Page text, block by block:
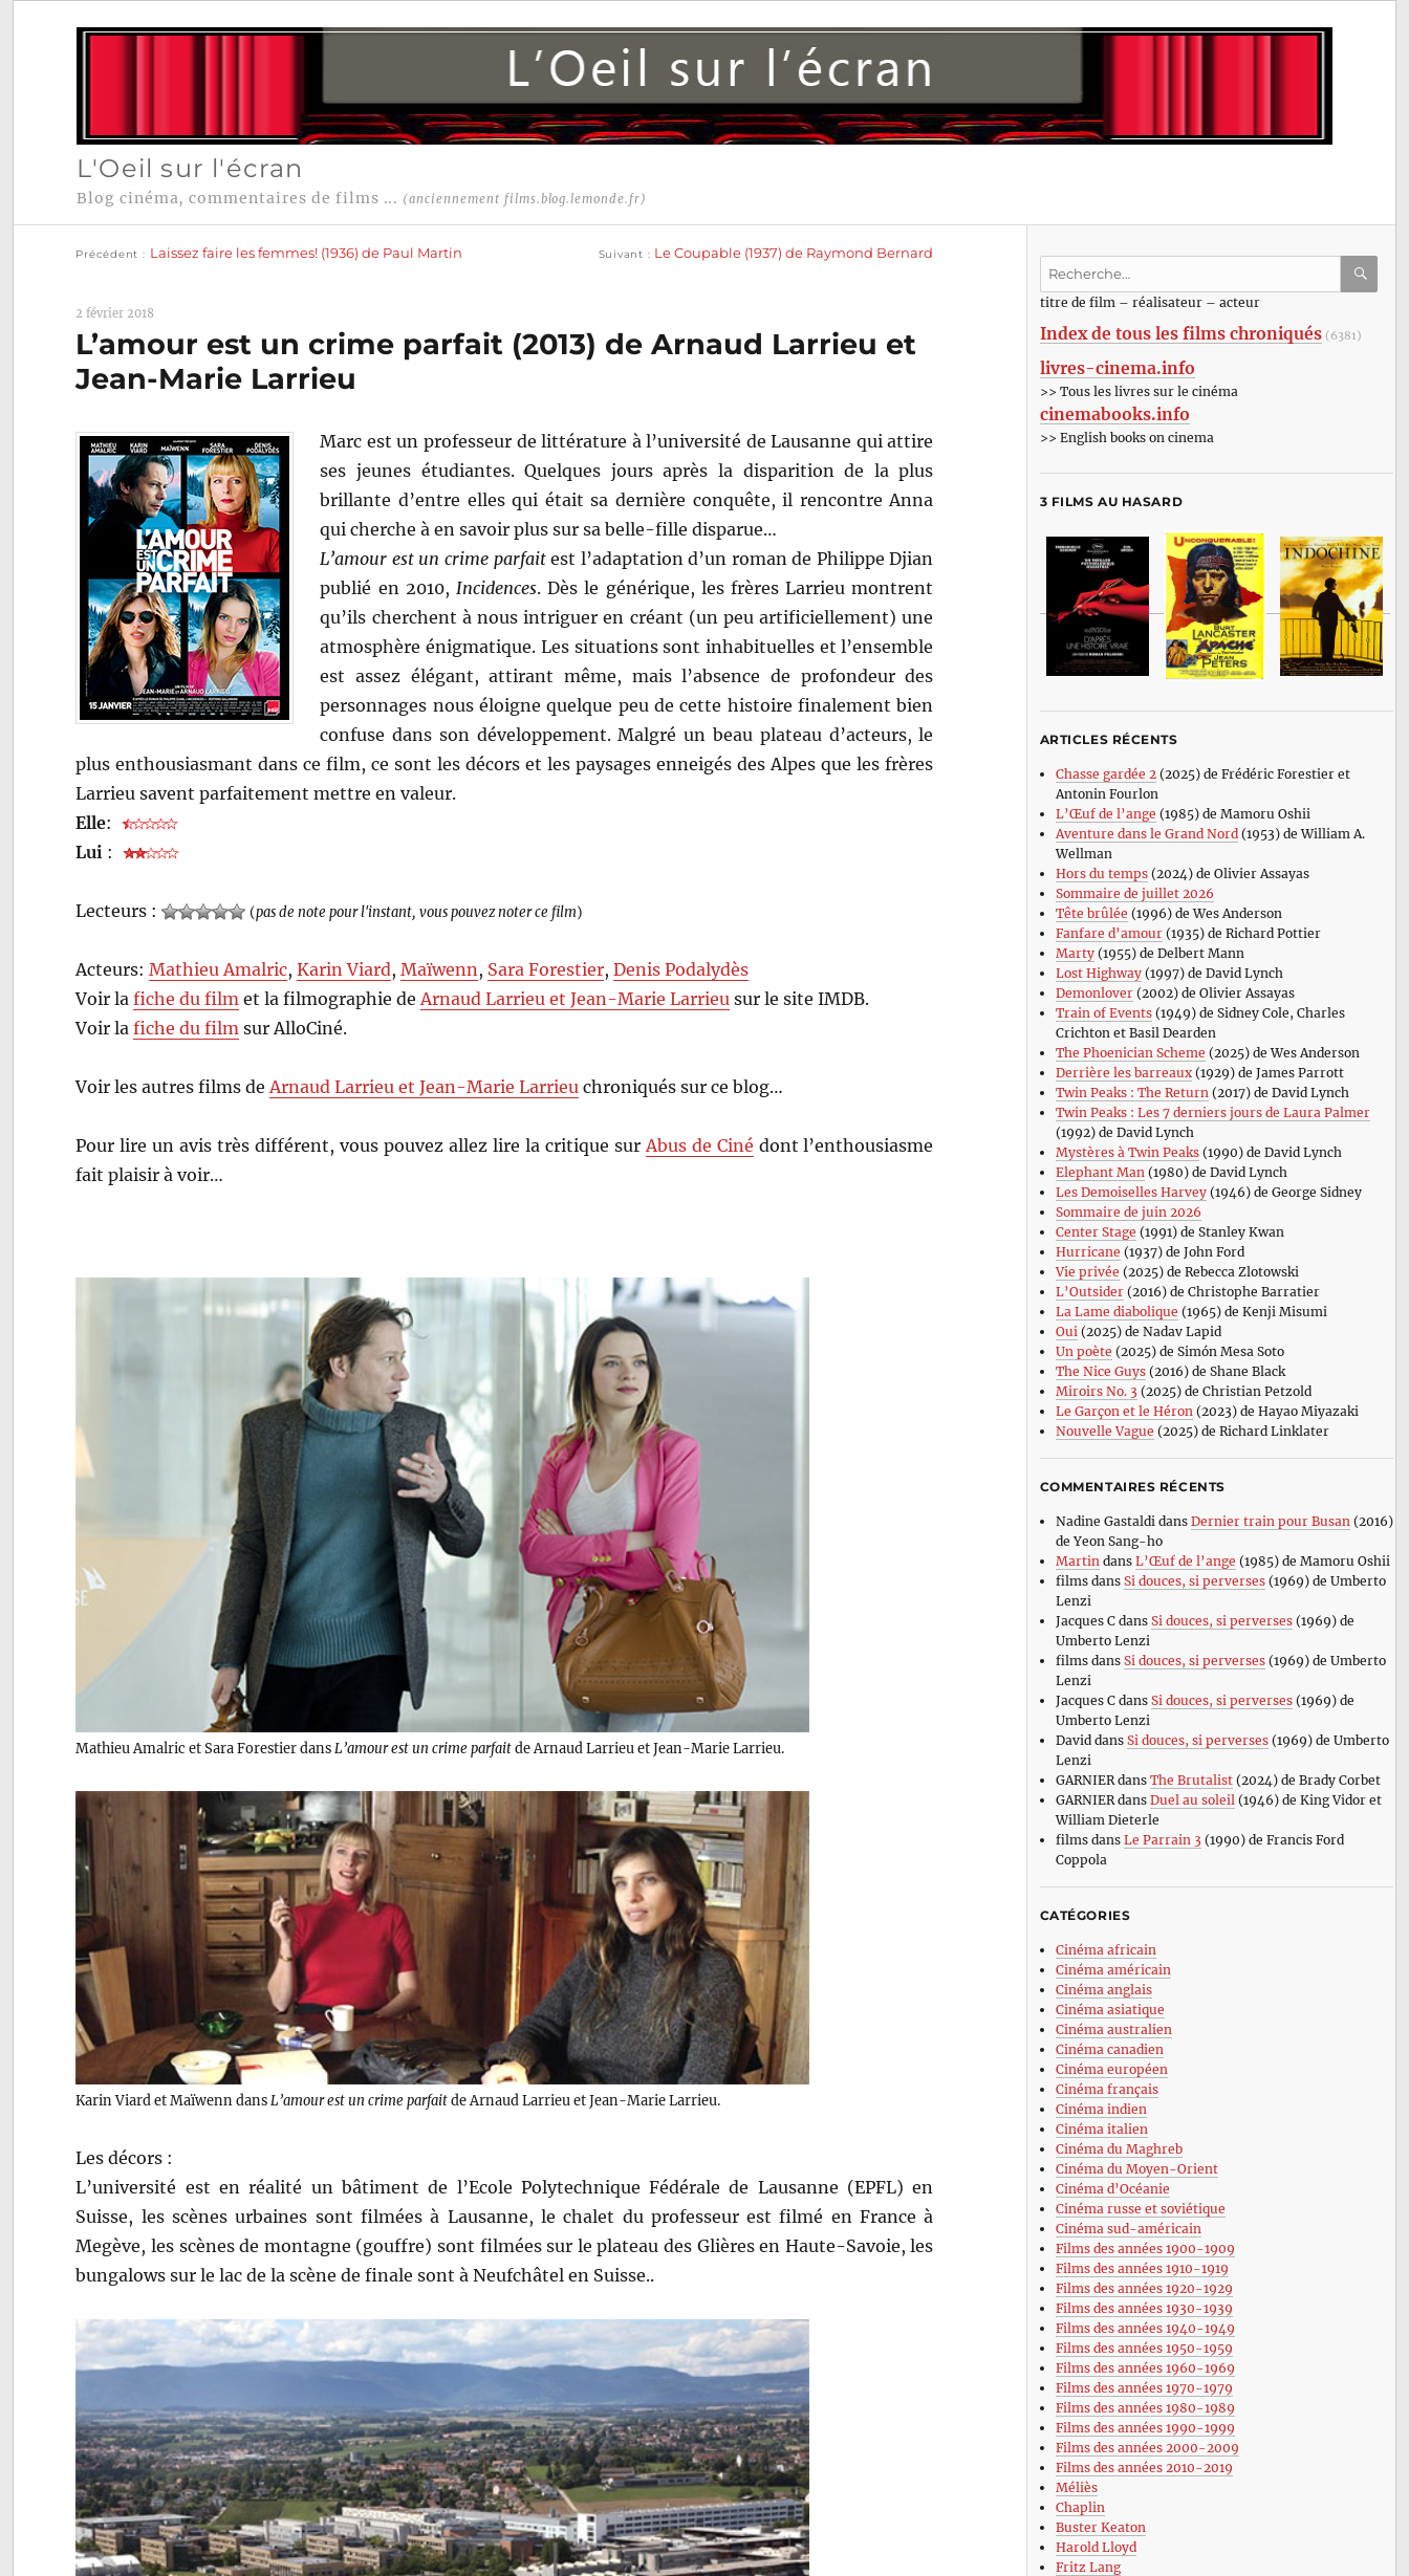
L'Oeil sur l'écran
Blog cinéma, commentaires de films ... (anciennement films.blog.lemonde.fr)
Navigation
l’article
Précédent Laissez faire les femmes! (1936) de Paul Martin Suivant Le Coupable (1937) de Raymond Bernard
2 février 2018
L’amour est un crime parfait (2013) de Arnaud Larrieu et
Jean-Marie Larrieu
Marc est un professeur de littérature à l’université de Lausanne qui attire
ses jeunes étudiantes. Quelques jours après la disparition de la plus
brillante d’entre elles qui était sa dernière conquête, il rencontre Anna
qui cherche à en savoir plus sur sa belle-fille disparue…
L’amour est un crime parfaitest l’adaptation d’un roman de Philippe Djian
publié en 2010, Incidences. Dès le générique, les frères Larrieu montrent
qu’ils cherchent à nous intriguer en créant (un peu artificiellement) une
atmosphère énigmatique. Les situations sont inhabituelles et l’ensemble
est assez élégant, attirant même, mais l’absence de profondeur des
personnages nous éloigne quelque peu de cette histoire finalement bien
confuse dans son développement. Malgré un beau plateau d’acteurs, le
plus enthousiasmant dans ce film, ce sont les décors et les paysages enneigés des Alpes que les frères
Larrieu savent parfaitement mettre en valeur.
Elle:
Lui :
Lecteurs : (pas de note pour l'instant, vous pouvez noter ce film)
Acteurs:Mathieu Amalric,Karin Viard,Maïwenn , Sara Forestier,Denis Podalydès
Voir lafiche du film et la filmographie de Arnaud Larrieu et Jean-Marie Larrieu sur le site IMDB.
Voir lafiche du film sur AlloCiné.
Voir les autres films de Arnaud Larrieu et Jean-Marie Larrieu chroniqués sur ce blog…
Pour lire un avis très différent, vous pouvez allez lire la critique sur Abus de Ciné dont l’enthousiasme
fait plaisir à voir…
Mathieu Amalric et Sara Forestier dansL’amour est un crime parfaitde Arnaud Larrieu et Jean-Marie Larrieu.
Karin Viard et Maïwenn dans L’amour est un crime parfaitde Arnaud Larrieu et Jean-Marie Larrieu.
Les décors :
L’université est en réalité un bâtiment de l’Ecole Polytechnique Fédérale de Lausanne (EPFL) en
Suisse, les scènes urbaines sont filmées à Lausanne, le chalet du professeur est filmé en France à
Megève, les scènes de montagne (gouffre) sont filmées sur le plateau des Glières en Haute-Savoie, les
bungalows sur le lac de la scène de finale sont à Neufchâtel en Suisse..
Recherche
:titre de film – réalisateur – acteur
Index de tous les films chroniqués (6381)
livres-cinema.info
>> Tous les livres sur le cinéma
cinemabooks.info
>> English books on cinema
3 FILMS AU HASARD
ARTICLES RÉCENTS
Chasse gardée 2(2025) de Frédéric Forestier et
Antonin Fourlon
L’Œuf de l’ange (1985) de Mamoru Oshii
Aventure dans le Grand Nord(1953) de William A.
Wellman
Hors du temps(2024) de Olivier Assayas
Sommaire de juillet 2026
Tête brûlée (1996) de Wes Anderson
Fanfare d’amour(1935) de Richard Pottier
Marty(1955) de Delbert Mann
Lost Highway(1997) de David Lynch
Demonlover(2002) de Olivier Assayas
Train of Events(1949) de Sidney Cole, Charles
Crichton et Basil Dearden
The Phoenician Scheme (2025) de Wes Anderson
Derrière les barreaux(1929) de James Parrott
Twin Peaks : The Return(2017) de David Lynch
Twin Peaks : Les 7 derniers jours de Laura Palmer
(1992) de David Lynch
Mystères à Twin Peaks(1990) de David Lynch
Elephant Man(1980) de David Lynch
Les Demoiselles Harvey(1946) de George Sidney
Sommaire de juin 2026
Center Stage (1991) de Stanley Kwan
Hurricane (1937) de John Ford
Vie privée (2025) de Rebecca Zlotowski
L’Outsider(2016) de Christophe Barratier
La Lame diabolique (1965) de Kenji Misumi
Oui(2025) de Nadav Lapid
Un poète (2025) de Simón Mesa Soto
The Nice Guys(2016) de Shane Black
Miroirs No. 3 (2025) de Christian Petzold
Le Garçon et le Héron(2023) de Hayao Miyazaki
Nouvelle Vague (2025) de Richard Linklater
COMMENTAIRES RÉCENTS
Nadine Gastaldi dans Dernier train pour Busan (2016)
de Yeon Sang-ho
Martin dans L’Œuf de l’ange (1985) de Mamoru Oshii
filmsdans Si douces, si perverses(1969) de Umberto
Lenzi
Jacques Cdans Si douces, si perverses(1969) de
Umberto Lenzi
filmsdans Si douces, si perverses(1969) de Umberto
Lenzi
Jacques Cdans Si douces, si perverses(1969) de
Umberto Lenzi
David dans Si douces, si perverses(1969) de Umberto
Lenzi
GARNIERdans The Brutalist(2024) de Brady Corbet
GARNIERdans Duel au soleil (1946) de King Vidor et
William Dieterle
filmsdans Le Parrain 3 (1990) de Francis Ford
Coppola
CATÉGORIES
Cinéma africain
Cinéma américain
Cinéma anglais
Cinéma asiatique
Cinéma australien
Cinéma canadien
Cinéma européen
Cinéma français
Cinéma indien
Cinéma italien
Cinéma du Maghreb
Cinéma du Moyen-Orient
Cinéma d’Océanie
Cinéma russe et soviétique
Cinéma sud-américain
Films des années 1900-1909
Films des années 1910-1919
Films des années 1920-1929
Films des années 1930-1939
Films des années 1940-1949
Films des années 1950-1959
Films des années 1960-1969
Films des années 1970-1979
Films des années 1980-1989
Films des années 1990-1999
Films des années 2000-2009
Films des années 2010-2019
Méliès
Chaplin
Buster Keaton
Harold Lloyd
Fritz Lang